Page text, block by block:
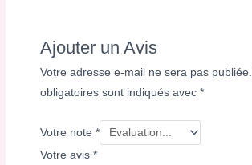
Ajouter un Avis
Votre adresse e-mail ne sera pas publiée.
obligatoires sont indiqués avec*
Votre note*
Votre avis*